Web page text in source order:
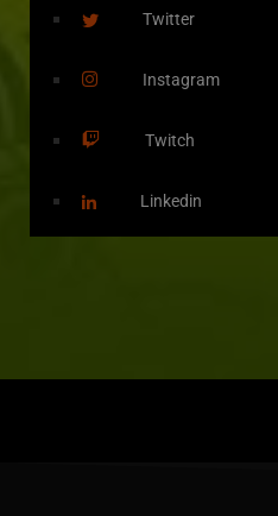
Twitter
Instagram
Twitch
Linkedin